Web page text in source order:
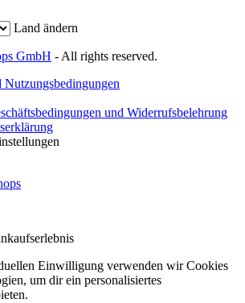
Land ändern
GmbH - All rights reserved.
Nutzungsbedingungen
und Widerrufsbelehrung
Einwilligung verwenden wir Cookies
um dir ein personalisiertes